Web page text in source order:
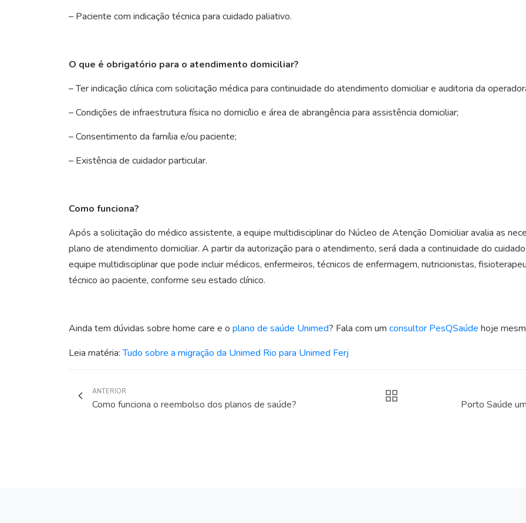
– Paciente com indicação técnica para cuidado paliativo.
O que é obrigatório para o atendimento domiciliar?
– Ter indicação clínica com solicitação médica para continuidade do atendimento domiciliar e auditoria da
– Condições de infraestrutura física no domicílio e área de abrangência para assistência domiciliar;
– Consentimento da família e/ou paciente;
– Existência de cuidador particular.
Como funciona?
Após a solicitação do médico assistente, a equipe multidisciplinar do Núcleo de Atenção Domiciliar avalia as
plano de atendimento domiciliar. A partir da autorização para o atendimento, será dada a continuidade do
equipe multidisciplinar que pode incluir médicos, enfermeiros, técnicos de enfermagem, nutricionistas,
técnico ao paciente, conforme seu estado clínico.
Ainda tem dúvidas sobre home care e o plano de saúde Unimed? Fala com um consultor PesQSaúde hoje
Leia matéria:Tudo sobre a migração da Unimed Rio para Unimed Ferj
ANTERIOR
Como funciona o reembolso dos planos de saúde? Porto Saúde